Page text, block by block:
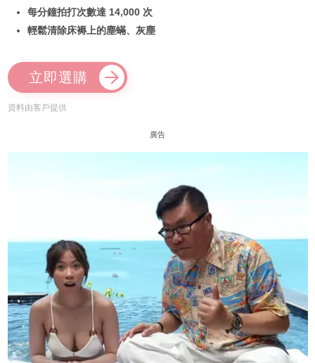
每分鐘拍打次數達 14,000 次
輕鬆清除床褥上的塵蟎、灰塵
立即選購
資料由客戶提供
廣告